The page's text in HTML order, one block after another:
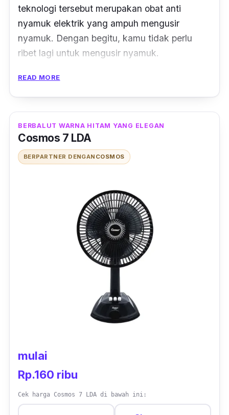
teknologi tersebut merupakan obat anti
nyamuk elektrik yang ampuh mengusir
nyamuk. Dengan begitu, kamu tidak perlu
ribet lagi untuk mengusir nyamuk.
Cosmos S033 Ony 3-in-1 juga didukung
sebesar itu mampu menghadirkan hembusan
angin ke seluruh penjuru ruangan. Cosmos
juga turut melengkapi kipas ini dengan 3 level
kecepatan dan tombol berhenti yang dapat
Masalah daya listrik, Cosmos S033 Ony 3-in-
1 dikenal menjadi salah satu kipas angin yang
tidak boros, yaitu hanya sekitar 46 watt saja.
Karena memiliki fungsi 3-in-1, maka kipas
angin ini bisa diletakkan di berbagai macam
tempat seperti di dinding, di lantai, maupun di
READ MORE
BERBALUT WARNA HITAM YANG ELEGAN
Cosmos 7 LDA
BERPARTNER DENGAN COSMOS
mulai
Rp.160 ribu
Cek harga Cosmos 7 LDA di bawah ini: